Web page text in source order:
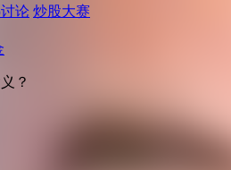
论 炒股大赛
？